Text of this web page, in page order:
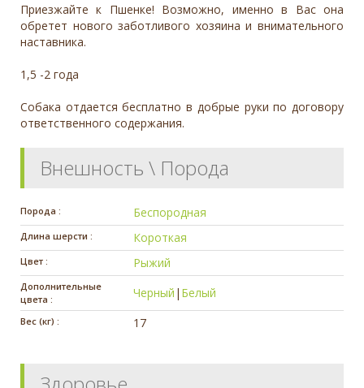
Приезжайте к Пшенке! Возможно, именно в Вас она
обретет нового заботливого хозяина и внимательного
наставника.
1,5 -2 года
Собака отдается бесплатно в добрые руки по договору
ответственного содержания.
Внешность \ Порода
Порода : Беспородная
Длина шерсти : Короткая
Цвет : Рыжий
Дополнительные
цвета :
Черный | Белый
Вес (кг) : 17